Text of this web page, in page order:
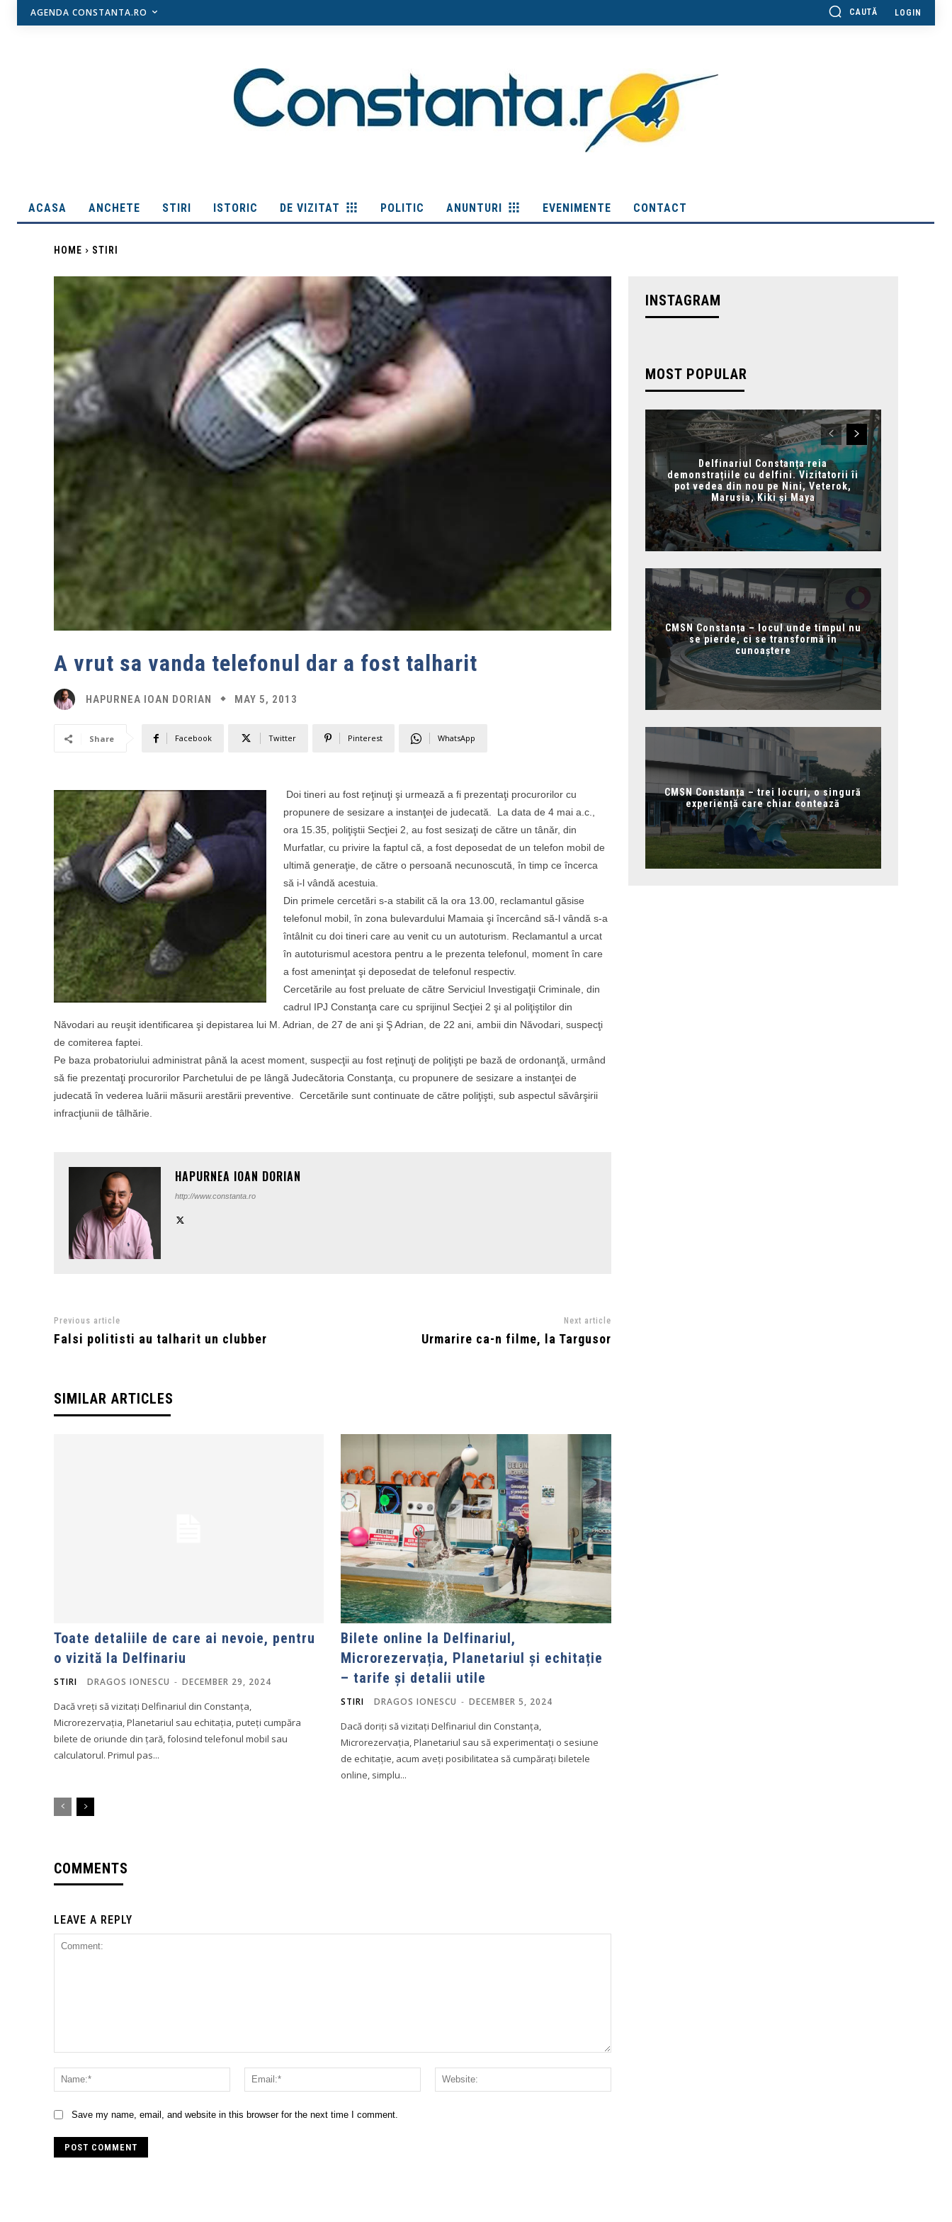
AGENDA CONSTANTA.RO CAUTĂ LOGIN
ACASA ANCHETE STIRI ISTORIC DE VIZITAT POLITIC ANUNTURI EVENIMENTE CONTACT
HOME STIRI
A vrut sa vanda telefonul dar a fost talharit
HAPURNEA IOAN DORIAN MAY 5, 2013
Share Facebook Twitter Pinterest WhatsApp
Doi tineri au fost reţinuţi şi urmează a fi prezentaţi procurorilor cu
propunere de sesizare a instanţei de judecată. La data de 4 mai a.c.,
ora 15.35, poliţiştii Secţiei 2, au fost sesizaţi de către un tânăr, din
Murfatlar, cu privire la faptul că, a fost deposedat de un telefon mobil de
ultimă generaţie, de către o persoană necunoscută, în timp ce încerca
să i-l vândă acestuia.
Din primele cercetări s-a stabilit că la ora 13.00, reclamantul găsise
telefonul mobil, în zona bulevardului Mamaia şi încercând să-l vândă s-a
întâlnit cu doi tineri care au venit cu un autoturism. Reclamantul a urcat
în autoturismul acestora pentru a le prezenta telefonul, moment în care
a fost ameninţat şi deposedat de telefonul respectiv.
Cercetările au fost preluate de către Serviciul Investigaţii Criminale, din
cadrul IPJ Constanţa care cu sprijinul Secţiei 2 şi al poliţiştilor din
Năvodari au reuşit identificarea şi depistarea lui M. Adrian, de 27 de ani şi Ş Adrian, de 22 ani, ambii din Năvodari, suspecţi
de comiterea faptei.
Pe baza probatoriului administrat până la acest moment, suspecţii au fost reţinuţi de poliţişti pe bază de ordonanţă, urmând
să fie prezentaţi procurorilor Parchetului de pe lângă Judecătoria Constanţa, cu propunere de sesizare a instanţei de
judecată în vederea luării măsurii arestării preventive. Cercetările sunt continuate de către poliţişti, sub aspectul săvârşirii
infracţiunii de tâlhărie.
HAPURNEA IOAN DORIAN
http://www.constanta.ro
Previous article
Falsi politisti au talharit un clubber
Next article
Urmarire ca-n filme, la Targusor
SIMILAR ARTICLES
Toate detaliile de care ai nevoie, pentru
o vizită la Delfinariu
STIRI DRAGOS IONESCU - DECEMBER 29, 2024
Dacă vreți să vizitați Delfinariul din Constanța,
Microrezervația, Planetariul sau echitația, puteți cumpăra
bilete de oriunde din țară, folosind telefonul mobil sau
calculatorul. Primul pas...
Bilete online la Delfinariul,
Microrezervația, Planetariul și echitație
– tarife și detalii utile
STIRI DRAGOS IONESCU - DECEMBER 5, 2024
Dacă doriți să vizitați Delfinariul din Constanța,
Microrezervația, Planetariul sau să experimentați o sesiune
de echitație, acum aveți posibilitatea să cumpărați biletele
online, simplu...
COMMENTS
LEAVE A REPLY
Name:*
Email:*
Save my name, email, and website in this browser for the next time I comment.
INSTAGRAM
MOST POPULAR
Delfinariul Constanța reia
demonstrațiile cu delfini. Vizitatorii îi
pot vedea din nou pe Nini, Veterok,
Marusia, Kiki și Maya
CMSN Constanța – locul unde timpul nu
se pierde, ci se transformă în
cunoaștere
CMSN Constanța – trei locuri, o singură
experiență care chiar contează